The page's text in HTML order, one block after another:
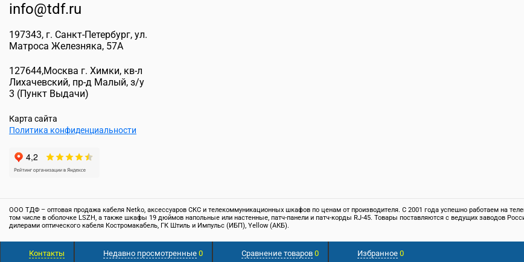
Контакты Недавно просмотренные 0 Сравнение товаров 0 Избранное 0
info@tdf.ru
197343, г. Санкт-Петербург, ул.
Матроса Железняка, 57A
127644,Москва г. Химки, кв-л
Лихачевский, пр-д Малый, з/у
3 (Пункт Выдачи)
Карта сайта
Политика конфиденциальности
ООО ТДФ – оптовая продажа кабеля Netko, аксессуаров СКС и телекоммуникационных шкафов по ценам от производителя. С 2001 года успешно работаем на
том числе в оболочке LSZH, а также шкафы 19 дюймов напольные или настенные, патч-панели и патч-корды RJ-45. Товары поставляются с ведущих заводов
дилерами оптического кабеля Костромакабель, ГК Штиль и Импульс (ИБП), Yellow (АКБ).
положениями Статьи 437 (2) ГК РФ. Точную информацию о товаре и ценах вы можете получить у наших менеджеров.